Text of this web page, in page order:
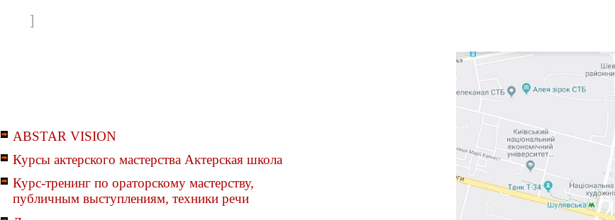
]
ABSTAR VISION
Курсы актерского мастерства Актерская школа
Курс-тренинг по ораторскому мастерству,
публичным выступлениям, техники речи